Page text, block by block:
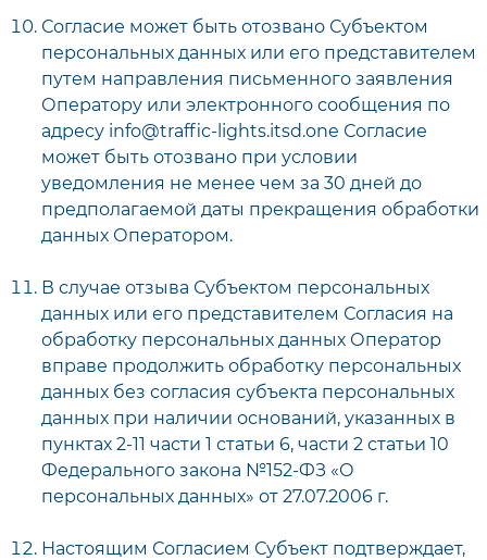
Согласие может быть отозвано Субъектом
персональных данных или его представителем
путем направления письменного заявления
Оператору или электронного сообщения по
адресу info@traffic-lights.itsd.one Согласие
может быть отозвано при условии
уведомления не менее чем за 30 дней до
предполагаемой даты прекращения обработки
данных Оператором.
В случае отзыва Субъектом персональных
данных или его представителем Согласия на
обработку персональных данных Оператор
вправе продолжить обработку персональных
данных без согласия субъекта персональных
данных при наличии оснований, указанных в
пунктах 2-11 части 1 статьи 6, части 2 статьи 10
Федерального закона №152-ФЗ «О
персональных данных» от 27.07.2006 г.
Настоящим Согласием Субъект подтверждает,